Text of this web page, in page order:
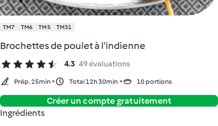
TM7 TM6 TM5 TM31
Brochettes de poulet à l'indienne
4.3 49 évaluations
Prép. 25min Total 12h 30min 10 portions
Créer un compte gratuitement
Ingrédients